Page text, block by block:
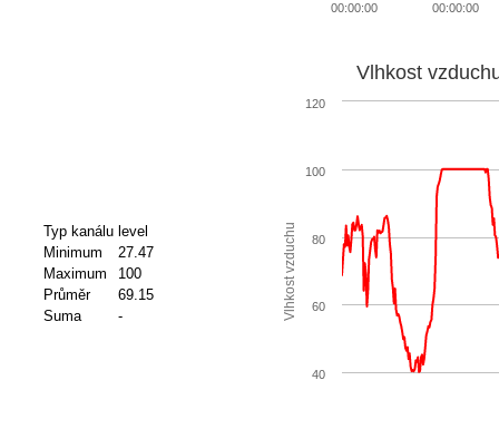
00:00:00 00:00:00
Typ kanálu level
Minimum
27.47
Maximum
100
Průměr
69.15
Suma
- Vlhkost vzduchu
Vlhkost
40
60
80
100
120